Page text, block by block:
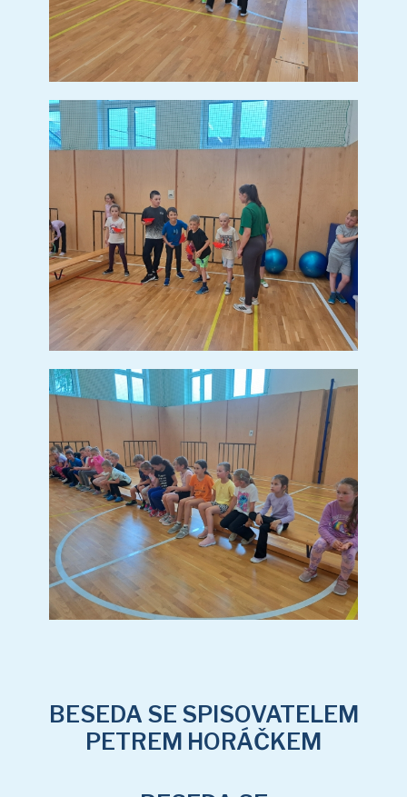
BESEDA SE SPISOVATELEM
PETREM HORÁČKEM
BESEDA SE
SPISOVATELEM PETREM
HORÁČKEM
(15 sn.)